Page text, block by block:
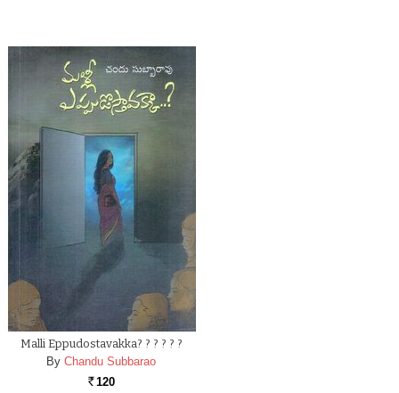
Malli Eppudostavakka? ? ? ? ? ?
By Chandu Subbarao
Rs. 120